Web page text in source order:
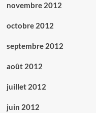
novembre 2012
octobre 2012
septembre 2012
août 2012
juillet 2012
juin 2012